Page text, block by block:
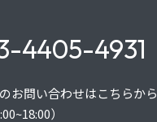
4405-4931
お問い合わせはこちらから
）